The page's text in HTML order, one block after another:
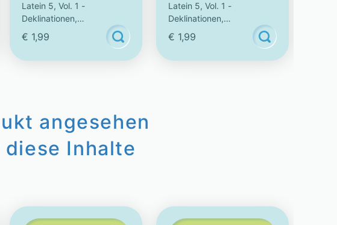
INTERAKTIVES
VIDEO
Latein 5, Vol. 1 -
Deklinationen,
Konjugationen & Vokabeln
€ 1,99
INTERAKTIVES
VIDEO
Latein 5, Vol. 1 -
Deklinationen,
Konjugationen & Vokabeln
€ 1,99
angesehen
Inhalte